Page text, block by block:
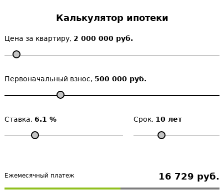
Калькулятор ипотеки
Цена за квартиру, 2 000 000 руб.
Первоначальный взнос, 500 000 руб.
Ставка, 6.1 % Срок, 10 лет
Ежемесячный платеж 16 729 руб.